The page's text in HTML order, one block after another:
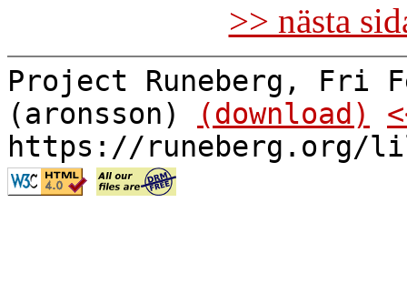
>> nästa
Project Runeberg, Fri
(aronsson)
(download)
https://runeberg.org/